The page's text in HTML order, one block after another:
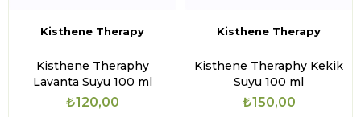
Kisthene Therapy
Kisthene Theraphy
Lavanta Suyu 100 ml
₺120,00
Kisthene Therapy
Kisthene Theraphy Kekik
Suyu 100 ml
₺150,00